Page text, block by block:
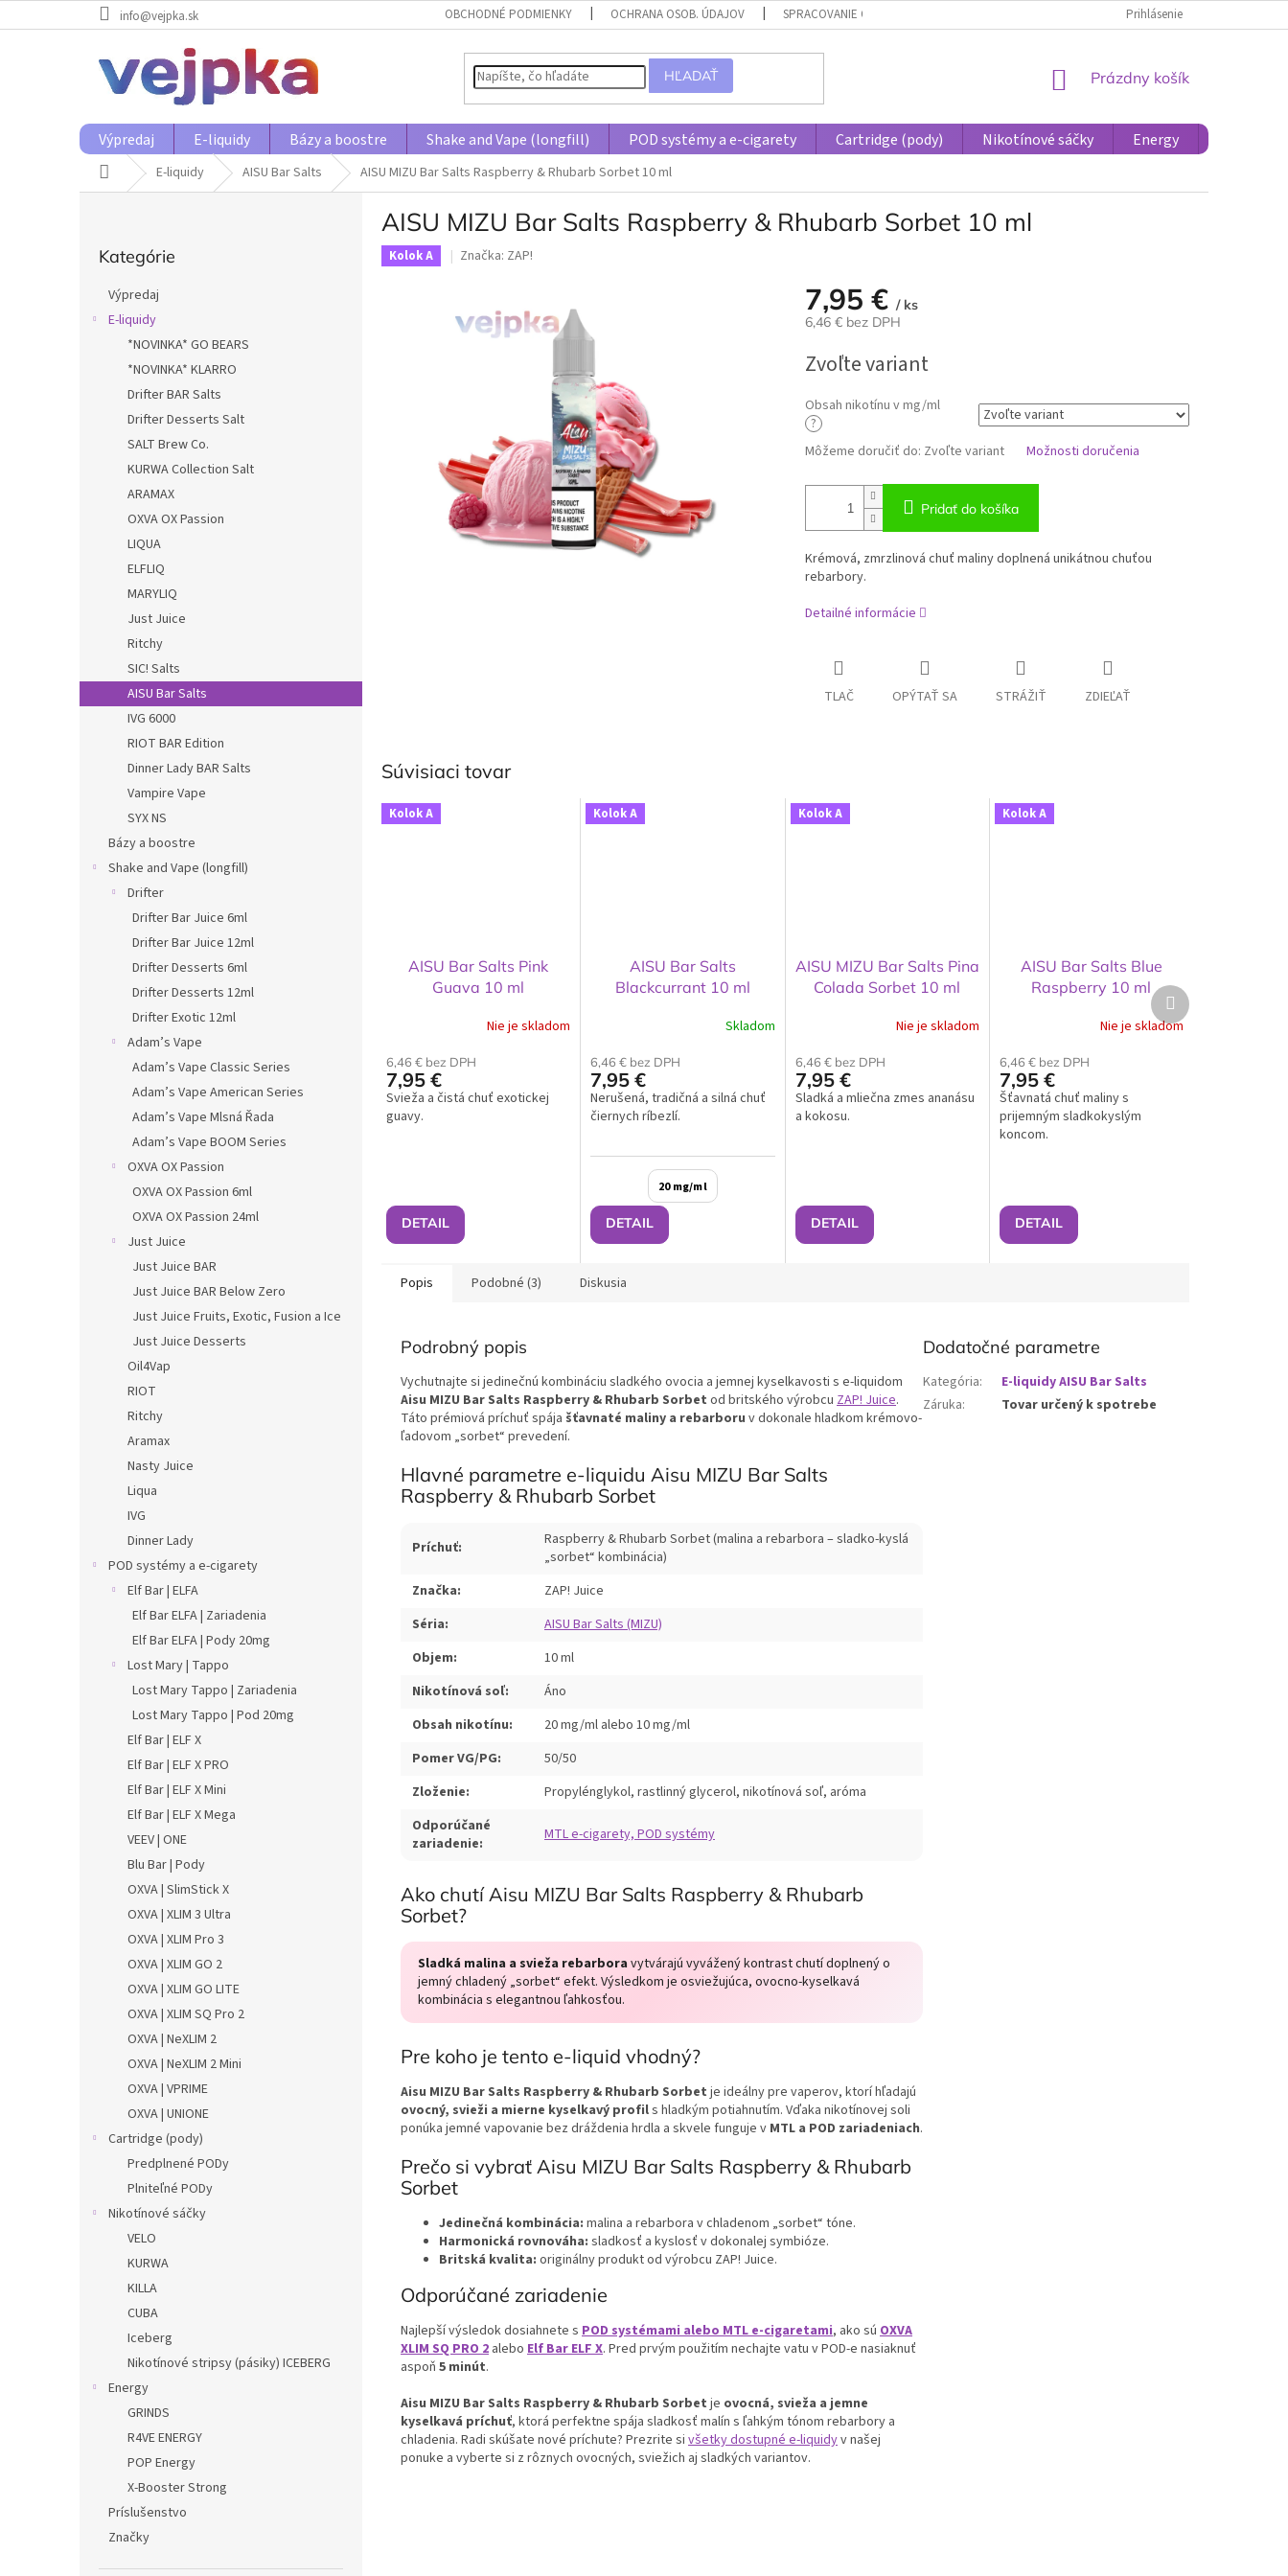
na
info@vejpka.sk OBCHODNÉ PODMIENKY OCHRANA OSOB. ÚDAJOV SPRACOVANIE OSOBNÝCH ÚDAJOV PRE ÚČASTNÍCKE KONTO REKLAMÁCIE A VRÁTENIE
Prihlásenie
HĽADAŤ
NÁKUPNÝ
Prázdny košík
Výpredaj E-liquidy Bázy a boostre Shake and Vape (longfill) POD systémy a e-cigarety Cartridge (pody) Nikotínové sáčky Energy
DomovE-liquidy AISU Bar Salts AISU MIZU Bar Salts Raspberry & Rhubarb Sorbet 10 ml
kategórie
Kategórie
Výpredaj
E-liquidy
*NOVINKA* GO BEARS
*NOVINKA* KLARRO
Drifter BAR Salts
Drifter Desserts Salt
SALT Brew Co.
KURWA Collection Salt
ARAMAX
OXVA OX Passion
LIQUA
ELFLIQ
MARYLIQ
Just Juice
Ritchy
SIC! Salts
AISU Bar Salts
IVG 6000
RIOT BAR Edition
Dinner Lady BAR Salts
Vampire Vape
SYX NS
Bázy a boostre
Shake and Vape (longfill)
Drifter
Drifter Bar Juice 6ml
Drifter Bar Juice 12ml
Drifter Desserts 6ml
Drifter Desserts 12ml
Drifter Exotic 12ml
Adam’s Vape
Adam’s Vape Classic Series
Adam’s Vape American Series
Adam’s Vape Mlsná Řada
Adam’s Vape BOOM Series
OXVA OX Passion
OXVA OX Passion 6ml
OXVA OX Passion 24ml
Just Juice
Just Juice BAR
Just Juice BAR Below Zero
Just Juice Fruits, Exotic, Fusion a Ice
Just Juice Desserts
Oil4Vap
RIOT
Ritchy
Aramax
Nasty Juice
Liqua
IVG
Dinner Lady
POD systémy a e-cigarety
Elf Bar | ELFA
Elf Bar ELFA | Zariadenia
Elf Bar ELFA | Pody 20mg
Lost Mary | Tappo
Lost Mary Tappo | Zariadenia
Lost Mary Tappo | Pod 20mg
Elf Bar | ELF X
Elf Bar | ELF X PRO
Elf Bar | ELF X Mini
Elf Bar | ELF X Mega
VEEV | ONE
Blu Bar | Pody
OXVA | SlimStick X
OXVA | XLIM 3 Ultra
OXVA | XLIM Pro 3
OXVA | XLIM GO 2
OXVA | XLIM GO LITE
OXVA | XLIM SQ Pro 2
OXVA | NeXLIM 2
OXVA | NeXLIM 2 Mini
OXVA | VPRIME
OXVA | UNIONE
Cartridge (pody)
Predplnené PODy
Plniteľné PODy
Nikotínové sáčky
VELO
KURWA
KILLA
CUBA
Iceberg
Nikotínové stripsy (pásiky) ICEBERG
Energy
GRINDS
R4VE ENERGY
POP Energy
X-Booster Strong
Príslušenstvo
Značky
AISU MIZU Bar Salts Raspberry & Rhubarb Sorbet 10 ml
Kolok A Značka: ZAP!
7,95 € / ks
6,46 € bez DPH
cena:
Zvoľte variant
Obsah nikotínu v mg/ml
?
Môžeme doručiť do: Zvoľte variant Možnosti doručenia
Pridať do košíka
Krémová, zmrzlinová chuť maliny doplnená unikátnou chuťou
rebarbory.
Detailné informácie
TLAČ OPÝTAŤ SA STRÁŽIŤ ZDIEĽAŤ
Súvisiaci tovar
Kolok A
AISU Bar Salts Pink
Guava 10 ml
Nie je skladom
6,46 € bez DPH
7,95 €
DETAIL
Svieža a čistá chuť exotickej
guavy.
Kolok A
AISU Bar Salts
Blackcurrant 10 ml
Skladom
6,46 € bez DPH
7,95 €
DETAIL
Nerušená, tradičná a silná chuť
čiernych ríbezlí.
20 mg/ml
Kolok A
AISU MIZU Bar Salts Pina
Colada Sorbet 10 ml
Nie je skladom
6,46 € bez DPH
7,95 €
DETAIL
Sladká a mliečna zmes ananásu
a kokosu.
Kolok A
AISU Bar Salts Blue
Raspberry 10 ml
Nie je skladom
6,46 € bez DPH
7,95 €
DETAIL
Šťavnatá chuť maliny s
prijemným sladkokyslým
koncom.
Ďalší
produkt
Popis Podobné (3) Diskusia
Podrobný popis
Vychutnajte si jedinečnú kombináciu sladkého ovocia a jemnej kyselkavosti s e-liquidom
Aisu MIZU Bar Salts Raspberry & Rhubarb Sorbet od britského výrobcu ZAP! Juice.
Táto prémiová príchuť spája šťavnaté maliny a rebarboru v dokonale hladkom krémovo-
ľadovom „sorbet“ prevedení.
Hlavné parametre e-liquidu Aisu MIZU Bar Salts
Raspberry & Rhubarb Sorbet
Príchuť:
Raspberry & Rhubarb Sorbet (malina a rebarbora – sladko-kyslá
„sorbet“ kombinácia)
Značka:
ZAP! Juice
Séria:
AISU Bar Salts (MIZU)
Objem:
10 ml
Nikotínová soľ:
Áno
Obsah nikotínu:
20 mg/ml alebo 10 mg/ml
Pomer VG/PG:
50/50
Zloženie:
Propylénglykol, rastlinný glycerol, nikotínová soľ, aróma
Odporúčané
zariadenie:
MTL e-cigarety, POD systémy
Ako chutí Aisu MIZU Bar Salts Raspberry & Rhubarb
Sorbet?
Sladká malina a svieža rebarbora vytvárajú vyvážený kontrast chutí doplnený o
jemný chladený „sorbet“ efekt. Výsledkom je osviežujúca, ovocno-kyselkavá
kombinácia s elegantnou ľahkosťou.
Pre koho je tento e-liquid vhodný?
Aisu MIZU Bar Salts Raspberry & Rhubarb Sorbet je ideálny pre vaperov, ktorí hľadajú
ovocný, svieži a mierne kyselkavý profils hladkým potiahnutím. Vďaka nikotínovej soli
ponúka jemné vapovanie bez dráždenia hrdla a skvele funguje v MTL a POD zariadeniach.
Prečo si vybrať Aisu MIZU Bar Salts Raspberry & Rhubarb
Sorbet
Jedinečná kombinácia: malina a rebarbora v chladenom „sorbet“ tóne.
Harmonická rovnováha: sladkosť a kyslosť v dokonalej symbióze.
Britská kvalita: originálny produkt od výrobcu ZAP! Juice.
Odporúčané zariadenie
Najlepší výsledok dosiahnete s POD systémami alebo MTL e-cigaretami, ako sú OXVA
XLIM SQ PRO 2 alebo Elf Bar ELF X. Pred prvým použitím nechajte vatu v POD-e nasiaknuť
aspoň 5 minút.
Aisu MIZU Bar Salts Raspberry & Rhubarb Sorbet je ovocná, svieža a jemne
kyselkavá príchuť, ktorá perfektne spája sladkosť malín s ľahkým tónom rebarbory a
chladenia. Radi skúšate nové príchute? Prezrite si všetky dostupné e-liquidyv našej
ponuke a vyberte si z rôznych ovocných, sviežich aj sladkých variantov.
Dodatočné parametre
Kategória:
E-liquidy AISU Bar Salts
Záruka: Tovar určený k spotrebe